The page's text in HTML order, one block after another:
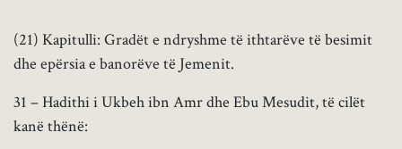
(21) Kapitulli: Gradët e ndryshme të ithtarëve të besimit
dhe epërsia e banorëve të Jemenit.
31 – Hadithi i Ukbeh ibn Amr dhe Ebu Mesudit, të cilët
kanë thënë: